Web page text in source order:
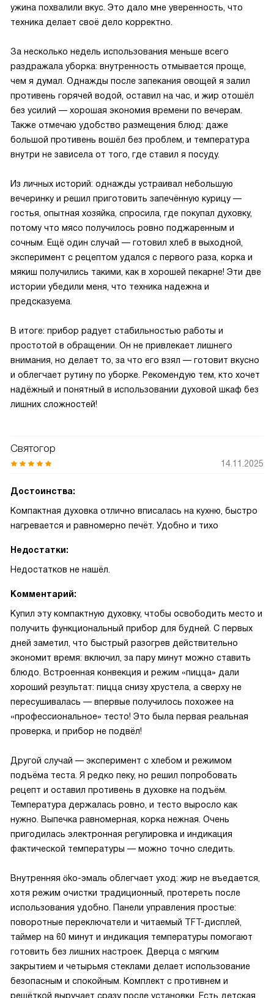
ужина похвалили вкус. Это дало мне уверенность, что
техника делает своё дело корректно.
За несколько недель использования меньше всего
раздражала уборка: внутренность отмывается проще,
чем я думал. Однажды после запекания овощей я залил
противень горячей водой, оставил на час, и жир отошёл
без усилий — хорошая экономия времени по вечерам.
Также отмечаю удобство размещения блюд: даже
большой противень вошёл без проблем, и температура
внутри не зависела от того, где ставил я посуду.
Из личных историй: однажды устраивал небольшую
вечеринку и решил приготовить запечённую курицу —
гостья, опытная хозяйка, спросила, где покупал духовку,
потому что мясо получилось ровно поджаренным и
сочным. Ещё один случай — готовил хлеб в выходной,
эксперимент с рецептом удался с первого раза, корка и
мякиш получились такими, как в хорошей пекарне! Эти две
истории убедили меня, что техника надежна и
предсказуема.
В итогe: прибор радует стабильностью работы и
простотой в обращении. Он не привлекает лишнего
внимания, но делает то, за что его взял — готовит вкусно
и облегчает рутину по уборке. Рекомендую тем, кто хочет
надёжный и понятный в использовании духовой шкаф без
лишних сложностей!
Святогор
14.11.2025
Достоинства:
Компактная духовка отлично вписалась на кухню, быстро
нагревается и равномерно печёт. Удобно и тихо
Недостатки:
Недостатков не нашёл.
Комментарий:
Купил эту компактную духовку, чтобы освободить место и
получить функциональный прибор для будней. С первых
дней заметил, что быстрый разогрев действительно
экономит время: включил, за пару минут можно ставить
блюдо. Встроенная конвекция и режим «пицца» дали
хороший результат: пицца снизу хрустела, а сверху не
пересушивалась — впервые получилось похожее на
«профессиональное» тесто! Это была первая реальная
проверка, и прибор не подвёл!
Другой случай — эксперимент с хлебом и режимом
подъёма теста. Я редко пеку, но решил попробовать
рецепт и оставил противень в духовке на подъём.
Температура держалась ровно, и тесто выросло как
нужно. Выпечка равномерная, корка нежная. Очень
пригодилась электронная регулировка и индикация
фактической температуры — можно точно следить.
Внутренняя öko-эмаль облегчает уход: жир не въедается,
хотя режим очистки традиционный, протереть после
использования удобно. Панели управления простые:
поворотные переключатели и читаемый TFT-дисплей,
таймер на 60 минут и индикация температуры помогают
готовить без лишних настроек. Дверца с мягким
закрытием и четырьмя стеклами делает использование
безопасным и спокойным. Комплект с противнем и
решёткой выручает сразу после установки. Есть детская